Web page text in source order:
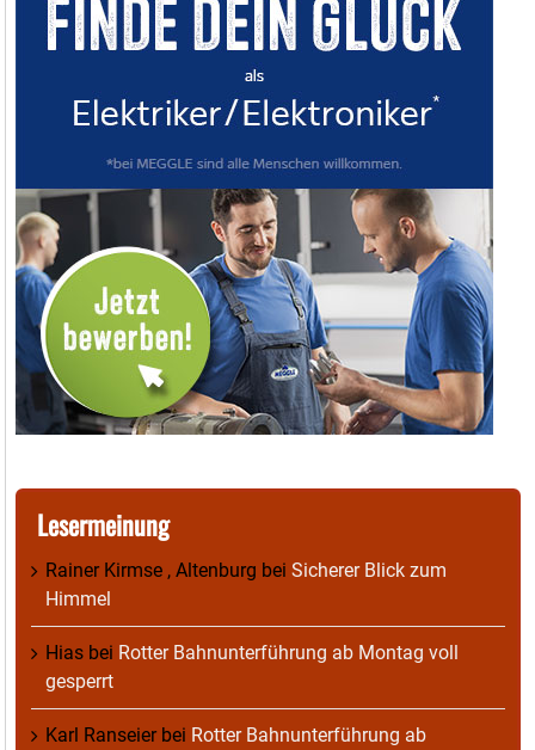
Lesermeinung
Rainer Kirmse , Altenburg bei Sicherer Blick zum
Himmel
Hias bei Rotter Bahnunterführung ab Montag voll
gesperrt
Karl Ranseierbei Rotter Bahnunterführung ab